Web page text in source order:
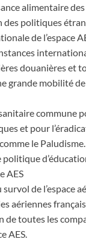
alimentaire des
des politiques
de l’espace
douanières et
grande mobilité
commune
et pour
le Paludisme.
politique
AES
de l’espace
aériennes
de toutes les
AES.